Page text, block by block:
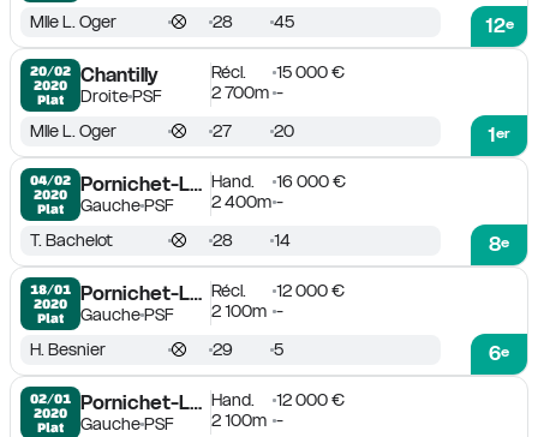
12e
Mlle L. Oger 28 45
20/02
2020
Plat
Chantilly
DroitePSF
Récl.
15 000 €
2 700m -
1er
Mlle L. Oger 27 20
04/02
2020
Plat
Pornichet-La Baule
GauchePSF
Hand.
16 000 €
2 400m -
8e
T. Bachelot 28 14
18/01
2020
Plat
Pornichet-La Baule
GauchePSF
Récl.
12 000 €
2 100m -
6e
H. Besnier 29 5
02/01
2020
Plat
Pornichet-La Baule
GauchePSF
Hand.
12 000 €
2 100m -